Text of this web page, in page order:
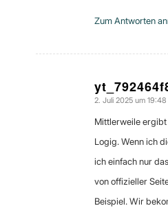
Zum Antworten
sagte:
2. Juli 2025 um 19:48
Mittlerweile ergibt
Logig. Wenn ich
ich einfach nur
von offizieller
Beispiel. Wir